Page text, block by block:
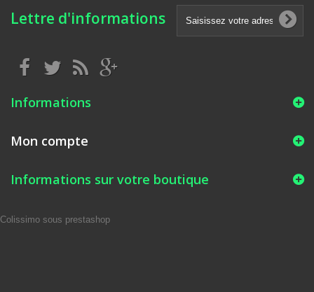
Lettre d'informations
Informations
Mon compte
Informations sur votre boutique
Colissimo sous prestashop